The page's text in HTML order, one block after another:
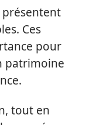
présentent
Ces
pour
patrimoine
tout en